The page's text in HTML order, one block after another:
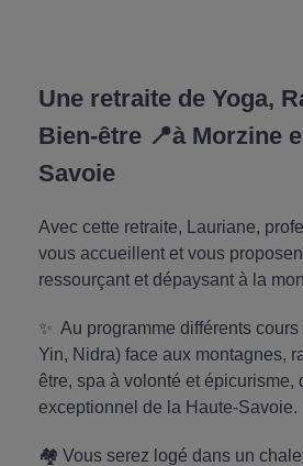
Une retraite de Yoga,
Bien-être 📍à Morzine
Savoie
Avec cette retraite, Lauriane,
vous accueillent et vous
ressourçant et dépaysant à la
✨ Au programme différents
Yin, Nidra) face aux montagnes,
être, spa à volonté et épicurisme,
exceptionnel de la Haute-Savoie.
🏘️ Vous serez logé dans un